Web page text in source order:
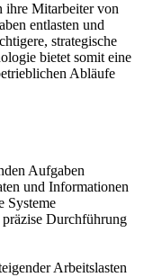
ihre Mitarbeiter von
entlasten und
strategische
bietet somit eine
Abläufe
Aufgaben
und Informationen
Systeme
Durchführung
Arbeitslasten